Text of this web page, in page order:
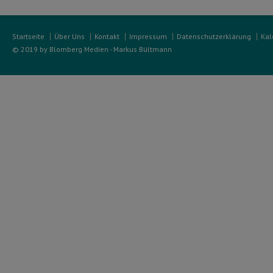
Startseite Über Uns Kontakt Impressum Datenschutzerklärung
© 2019 by Blomberg Medien - Markus Bültmann